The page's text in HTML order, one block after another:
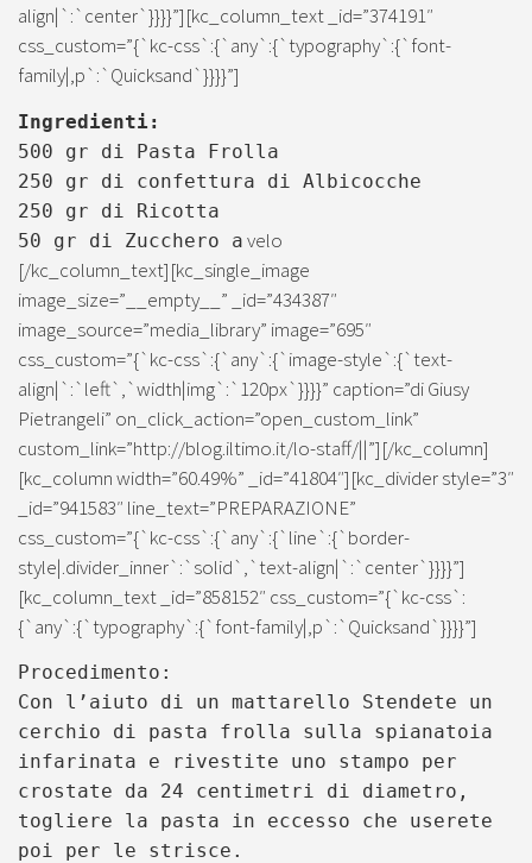
align|`:`center`}}}}”][kc_column_text _id=”374191″
css_custom=”{`kc-css`:{`any`:{`typography`:{`font-
family|,p`:`Quicksand`}}}}”]
Ingredienti:
500 gr di Pasta Frolla
250 gr di confettura di Albicocche
250 gr di Ricotta
50 gr di Zucchero a velo
[/kc_column_text][kc_single_image
image_size=”__empty__” _id=”434387″
image_source=”media_library” image=”695″
css_custom=”{`kc-css`:{`any`:{`image-style`:{`text-
align|`:`left`,`width|img`:`120px`}}}}” caption=”di Giusy
Pietrangeli” on_click_action=”open_custom_link”
custom_link=”http://blog.iltimo.it/lo-staff/||”][/kc_column]
[kc_column width=”60.49%” _id=”41804″][kc_divider style=”3″
_id=”941583″ line_text=”PREPARAZIONE”
css_custom=”{`kc-css`:{`any`:{`line`:{`border-
style|.divider_inner`:`solid`,`text-align|`:`center`}}}}”]
[kc_column_text _id=”858152″ css_custom=”{`kc-css`:
{`any`:{`typography`:{`font-family|,p`:`Quicksand`}}}}”]
Procedimento:
Con l’aiuto di un mattarello Stendete un
cerchio di pasta frolla sulla spianatoia
infarinata e rivestite uno stampo per
crostate da 24 centimetri di diametro,
togliere la pasta in eccesso che userete
poi per le strisce.